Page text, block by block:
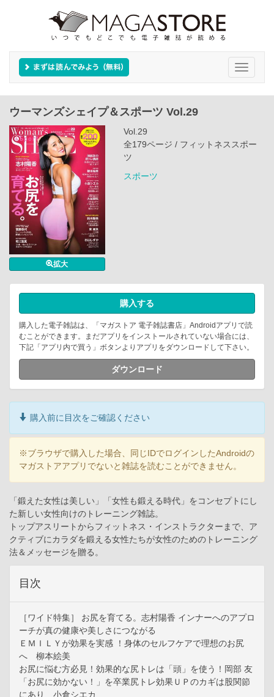
Toggle
ウーマンズシェイプ＆スポーツ Vol.29
拡大
Vol.29
全179ページ / フィットネススポー
ツ
スポーツ
購入する
購入した電子雑誌は、「マガストア 電子雑誌書店」Androidアプリで読
むことができます。まだアプリをインストールされていない場合には、
下記「アプリ内で買う」ボタンよりアプリをダウンロードして下さい。
ダウンロード
購入前に目次をご確認ください
※ブラウザで購入した場合、同じIDでログインしたAndroidの
マガストアアプリでないと雑誌を読むことができません。
「鍛えた女性は美しい」「女性も鍛える時代」をコンセプトにし
た新しい女性向けのトレーニング雑誌。
トップアスリートからフィットネス・インストラクターまで、ア
クティブにカラダを鍛える女性たちが女性のためのトレーニング
法＆メッセージを贈る。
目次
［ワイド特集］ お尻を育てる。志村陽香 インナーへのアプロ
ーチが真の健康や美しさにつながる
ＥＭＩＬＹが効果を実感 ！身体のセルフケアで理想のお尻
へ 柳本絵美
お尻に悩む方必見！効果的な尻トレは「頭」を使う！岡部 友
「お尻に効かない！」を卒業尻トレ効果ＵＰのカギは股関節
にあり 小倉シエカ